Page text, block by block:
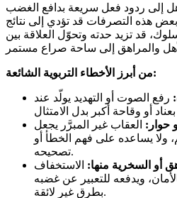
إلى ردود فعل سريعة بدافع الغضب
بعض هذه التصرفات قد تؤدي إلى نتائج
قد تزيد حدته وتحوّل العلاقة بين
من أبرز الأخطاء التربوية الشائعة:
رفع الصوت أو التهديد يولّد عند
حوار: العقاب غير المبرَّر يجعل
ولا يساعده على فهم الخطأ أو
تصحيحه.
أو السخرية منها: الاستخفاف
ويدفعه للتعبير عن غضبه
بطرق غير لائقة.